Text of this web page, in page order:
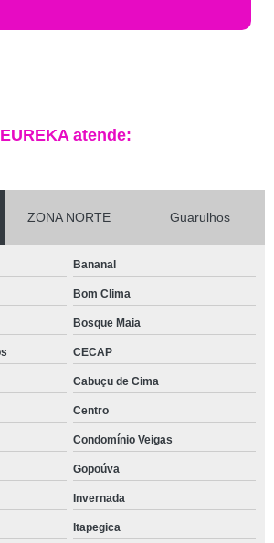
atende:
ZONA NORTE Guarulhos
Bananal
Bom Clima
Bosque Maia
CECAP
Cabuçu de Cima
Centro
Condomínio Veigas
Gopoúva
Invernada
Itapegica